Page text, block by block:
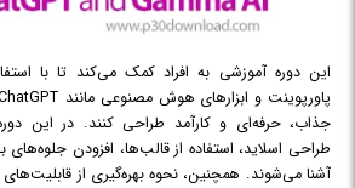
این دوره آموزشی به افراد کمک می‌کند تا با
جذاب، حرفه‌ای و کارآمد طراحی کنند. در این
طراحی اسلاید، استفاده از قالب‌ها، افزودن
آشنا می‌شوند. همچنین، نحوه بهره‌گیری از